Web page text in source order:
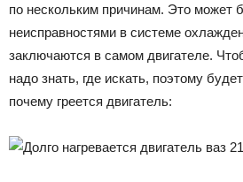
по нескольким причинам. Это может
неисправностями в системе
заключаются в самом двигателе.
надо знать, где искать, поэтому
почему греется двигатель: